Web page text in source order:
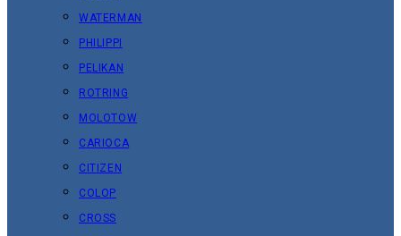
WATERMAN
PHILIPPI
PELIKAN
ROTRING
MOLOTOW
CARIOCA
CITIZEN
COLOP
CROSS